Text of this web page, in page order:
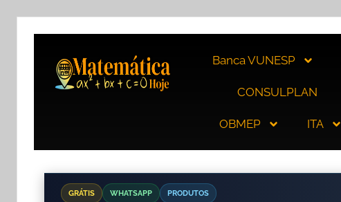
Banca VUNESP
CONSULPLAN
OBMEP ITA
GRÁTIS WHATSAPP PRODUTOS